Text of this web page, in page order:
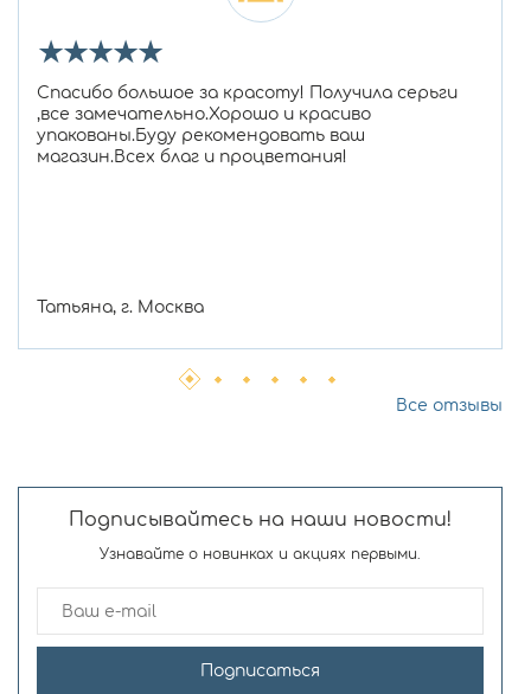
★★★★★
Спасибо большое за красоту! Получила серьги
,все замечательно.Хорошо и красиво
упакованы.Буду рекомендовать ваш
магазин.Всех благ и процветания!
Татьяна, г. Москва
Все отзывы
Подписывайтесь на наши новости!
Узнавайте о новинках и акциях первыми.
Подписаться